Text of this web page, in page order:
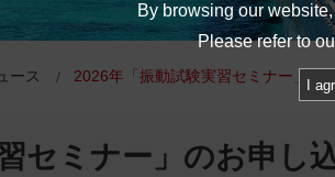
ース 2026年「振動試験実習セミナー」の
セミナー」のお申し
By browsing our
Please refer to
I